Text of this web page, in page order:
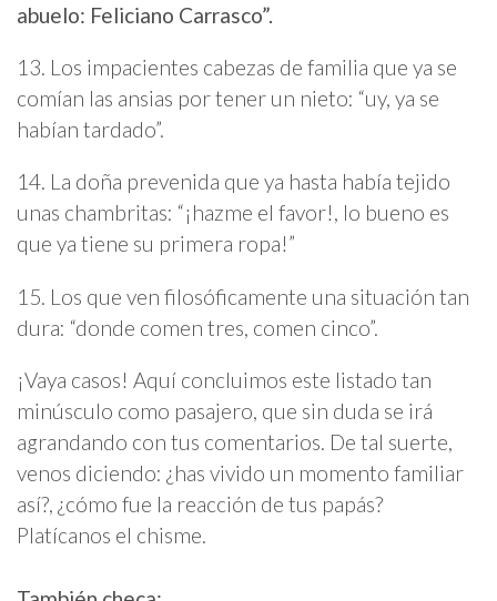
abuelo: Feliciano Carrasco”.
13. Los impacientes cabezas de familia que ya se
comían las ansias por tener un nieto: “uy, ya se
habían tardado”.
14. La doña prevenida que ya hasta había tejido
unas chambritas: “¡hazme el favor!, lo bueno es
que ya tiene su primera ropa!”
15. Los que ven filosóficamente una situación tan
dura: “donde comen tres, comen cinco”.
¡Vaya casos! Aquí concluimos este listado tan
minúsculo como pasajero, que sin duda se irá
agrandando con tus comentarios. De tal suerte,
venos diciendo: ¿has vivido un momento familiar
así?, ¿cómo fue la reacción de tus papás?
Platícanos el chisme.